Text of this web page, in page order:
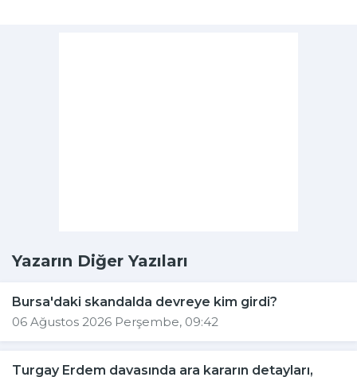
Yazarın Diğer Yazıları
Bursa'daki skandalda devreye kim girdi?
06 Ağustos 2026 Perşembe, 09:42
Turgay Erdem davasında ara kararın detayları,